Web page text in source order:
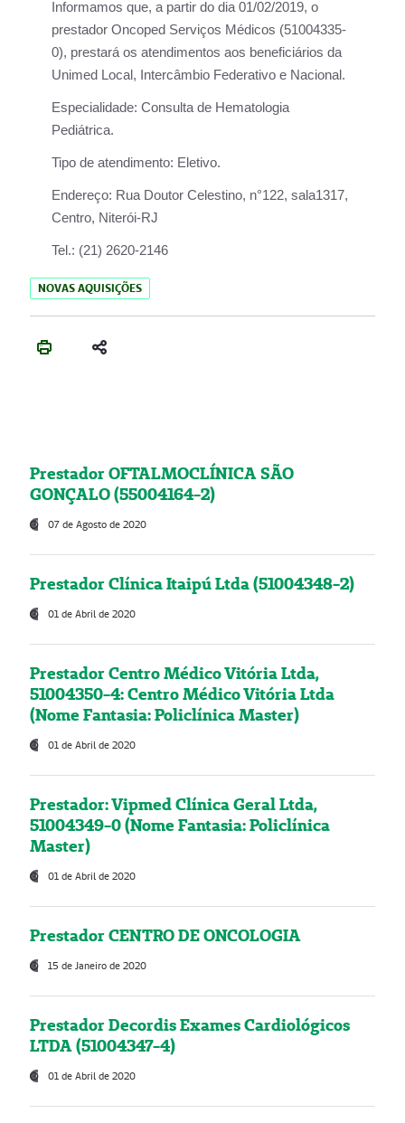
Informamos que, a partir do dia 01/02/2019, o
prestador Oncoped Serviços Médicos (51004335-
0), prestará os atendimentos aos beneficiários da
Unimed Local, Intercâmbio Federativo e Nacional.
Especialidade: Consulta de Hematologia
Pediátrica.
Tipo de atendimento: Eletivo.
Endereço: Rua Doutor Celestino, n°122, sala1317,
Centro, Niterói-RJ
Tel.: (21) 2620-2146
NOVAS AQUISIÇÕES
Prestador OFTALMOCLÍNICA SÃO
GONÇALO (55004164-2)
07 de Agosto de 2020
Prestador Clínica Itaipú Ltda (51004348-2)
01 de Abril de 2020
Prestador Centro Médico Vitória Ltda,
51004350-4: Centro Médico Vitória Ltda
(Nome Fantasia: Policlínica Master)
01 de Abril de 2020
Prestador: Vipmed Clínica Geral Ltda,
51004349-0 (Nome Fantasia: Policlínica
Master)
01 de Abril de 2020
Prestador CENTRO DE ONCOLOGIA
15 de Janeiro de 2020
Prestador Decordis Exames Cardiológicos
LTDA (51004347-4)
01 de Abril de 2020